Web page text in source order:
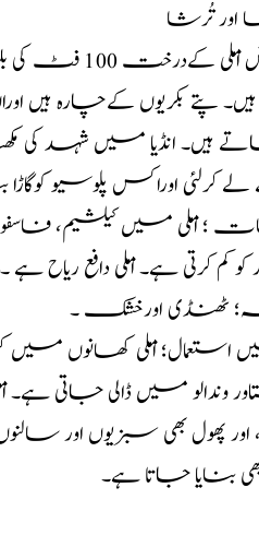
اور تُرشا
کیفیت ؛
پتے بکریوں کےچارہ ہیں
ہیں۔ انڈیا میں شہد کی
کرلئی اوراکس پلوسیو
؛ املی میں کیلشیم،
کم کرتی ہے۔ املی دافع ریاح
ٹھنڈی اورخشک ۔
املی کھانوں میں
وندالو میں ڈالی جاتی ہے۔
پھول بھی سبزیوں اور
جاتا ہے۔